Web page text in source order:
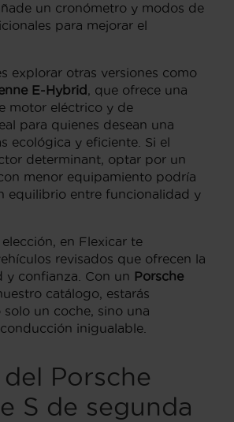
un cronómetro y modos de
para mejorar el
explorar otras versiones como
E-Hybrid , que ofrece una
motor eléctrico y de
para quienes desean una
ecológica y eficiente. Si el
determinant, optar por un
menor equipamiento podría
equilibrio entre funcionalidad y
en Flexicar te
revisados que ofrecen la
y confianza. Con un Porsche
catálogo, estarás
un coche, sino una
inigualable.
Porsche
S de segunda